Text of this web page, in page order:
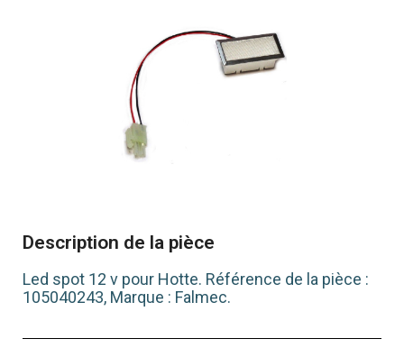
Description de la pièce
Led spot 12 v pour Hotte. Référence de la pièce :
105040243, Marque : Falmec.